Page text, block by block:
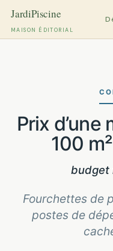
MAISON ÉDITORIAL
Prix d’une maison neuve de
100
budget
Fourchettes de
postes de